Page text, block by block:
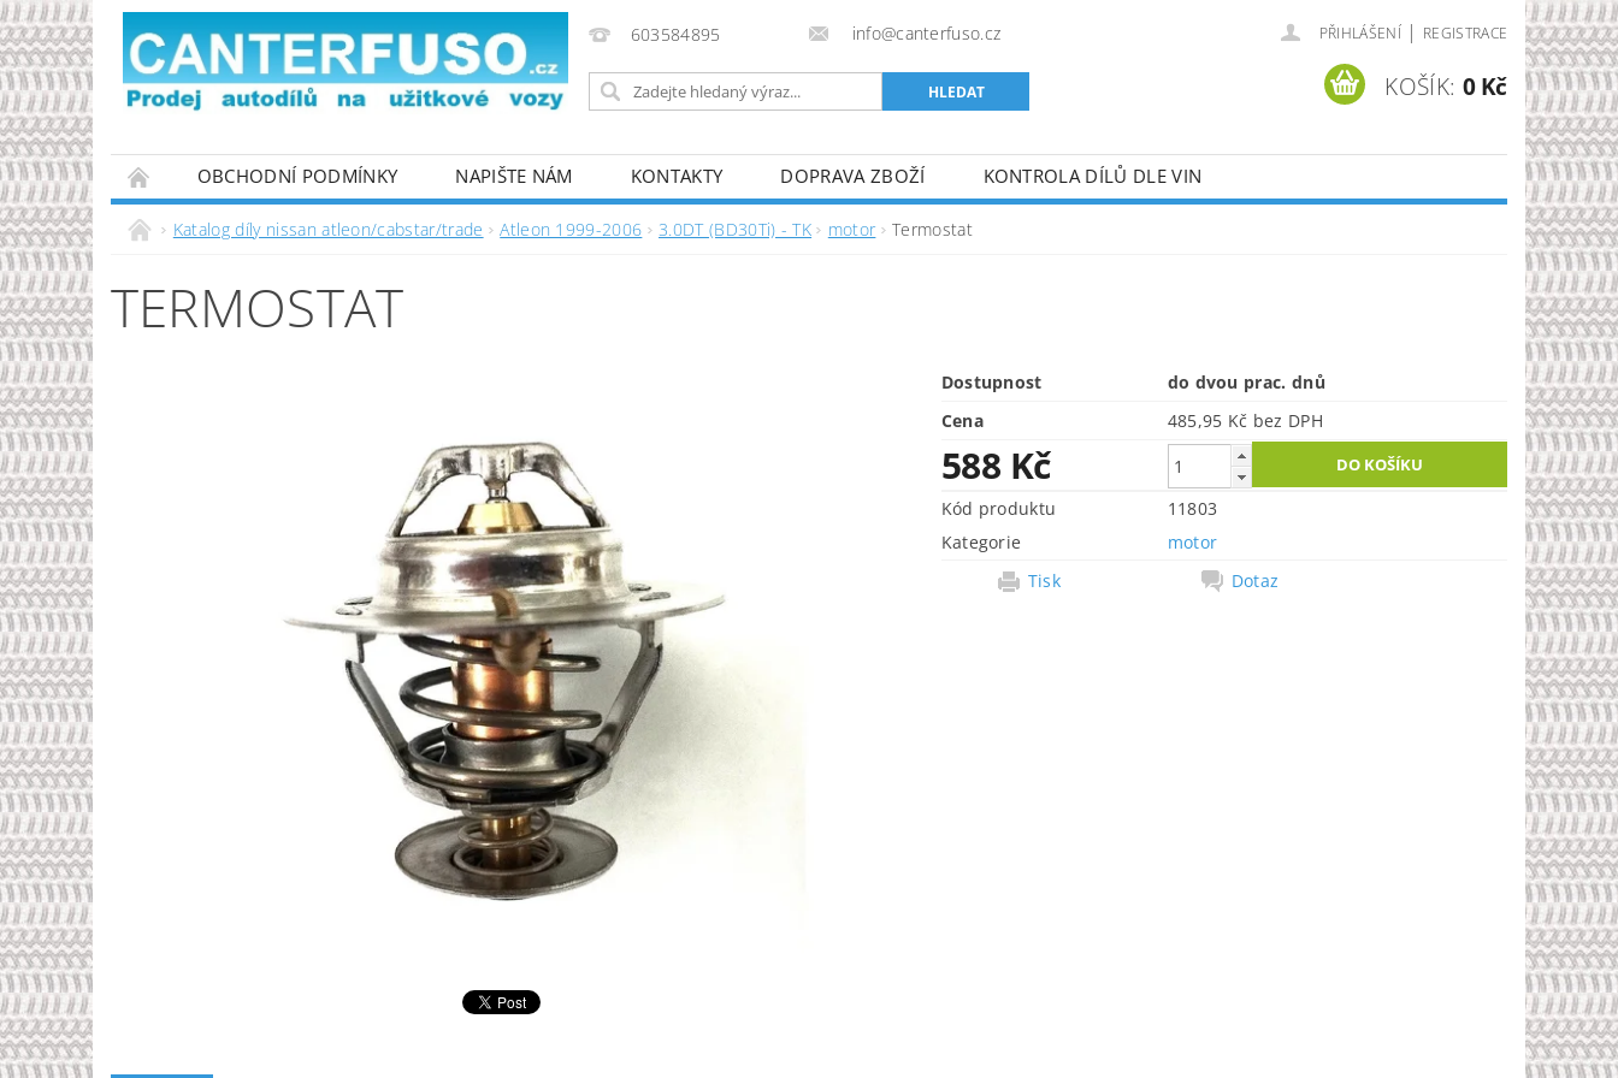
603584895 info@canterfuso.cz PŘIHLÁŠENÍ | REGISTRACE
KOŠÍK: 0 Kč
OBCHODNÍ PODMÍNKY NAPIŠTE NÁM KONTAKTY DOPRAVA ZBOŽÍ
KONTROLA DÍLŮ DLE VIN
PODMÍNKY OCHRANY OSOBNÍCH ÚDAJŮ
Katalog díly nissan atleon/cabstar/trade Atleon 1999-2006 3.0DT (BD30Ti) - TK motor Termostat
TERMOSTAT
Dostupnost
do dvou prac. dnů
Cena
485,95 Kč bez DPH
588 Kč
Kód produktu
11803
Kategorie
motor
Tisk
Dotaz